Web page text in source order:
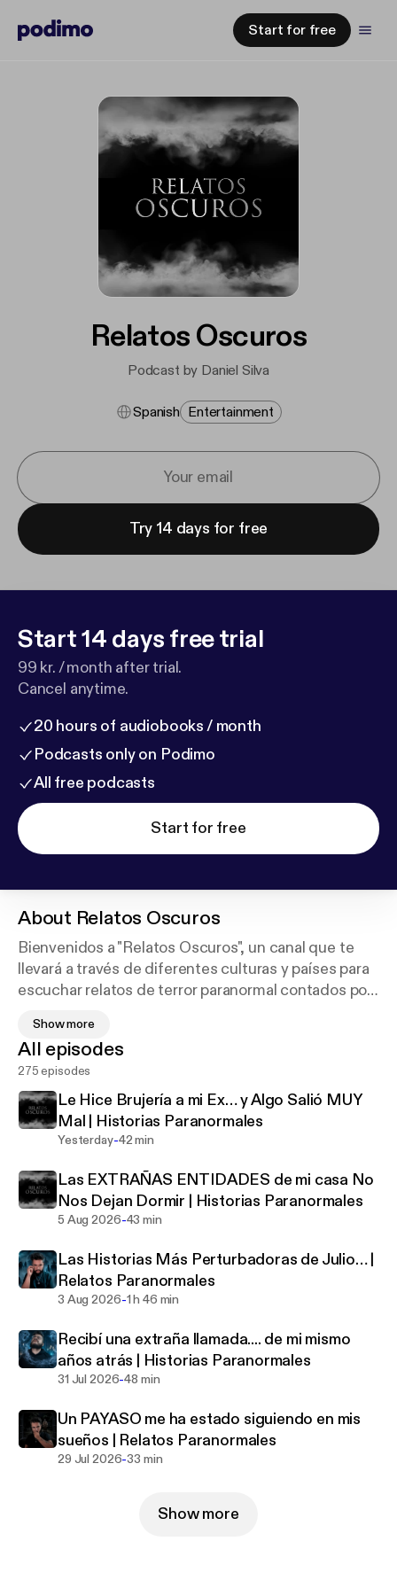
Start for free
Relatos Oscuros
Podcast by Daniel Silva
Spanish Entertainment
Try 14 days for free
Start 14 days free trial
99 kr. / month after trial.
Cancel anytime.
20 hours of audiobooks / month
Podcasts only on Podimo
All free podcasts
Start for free
About Relatos Oscuros
Bienvenidos a "Relatos Oscuros", un canal que te
llevará a través de diferentes culturas y países para
escuchar relatos de terror paranormal contados por
sobrenaturales que ocurren alrededor del mundo y
prepárate para sentir escalofríos con cada historia
que escuches.
Show more
All episodes
275 episodes
Le Hice Brujería a mi Ex… y Algo Salió MUY
Mal | Historias Paranormales
Yesterday-42 min
Las EXTRAÑAS ENTIDADES de mi casa No
Nos Dejan Dormir | Historias Paranormales
5 Aug 2026-43 min
Las Historias Más Perturbadoras de Julio… |
Relatos Paranormales
3 Aug 2026-1 h 46 min
Recibí una extraña llamada.... de mi mismo
años atrás | Historias Paranormales
31 Jul 2026-48 min
Un PAYASO me ha estado siguiendo en mis
sueños | Relatos Paranormales
29 Jul 2026-33 min
Show more